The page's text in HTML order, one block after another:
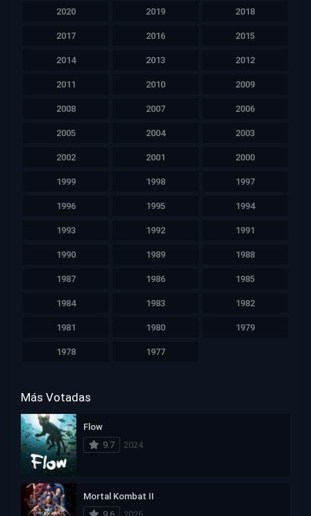
2020 2019 2018
2017 2016 2015
2014 2013 2012
2011 2010 2009
2008 2007 2006
2005 2004 2003
2002 2001 2000
1999 1998 1997
1996 1995 1994
1993 1992 1991
1990 1989 1988
1987 1986 1985
1984 1983 1982
1981 1980 1979
1978 1977
Más Votadas
Flow
9.7
2024
Mortal Kombat II